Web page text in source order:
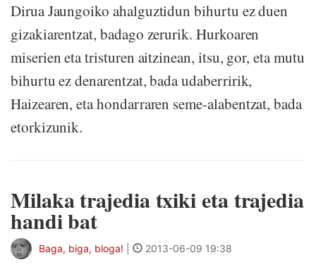
Dirua Jaungoiko ahalguztidun bihurtu ez duen
gizakiarentzat, badago zerurik. Hurkoaren
miserien eta tristuren aitzinean, itsu, gor, eta mutu
bihurtu ez denarentzat, bada udaberririk,
Haizearen, eta hondarraren seme-alabentzat, bada
etorkizunik.
Milaka trajedia txiki eta trajedia
handi bat
Baga, biga, bloga! 2013-06-09 19:38